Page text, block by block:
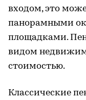
входом, это
панорамными
площадками.
видом
стоимостью.
Классические